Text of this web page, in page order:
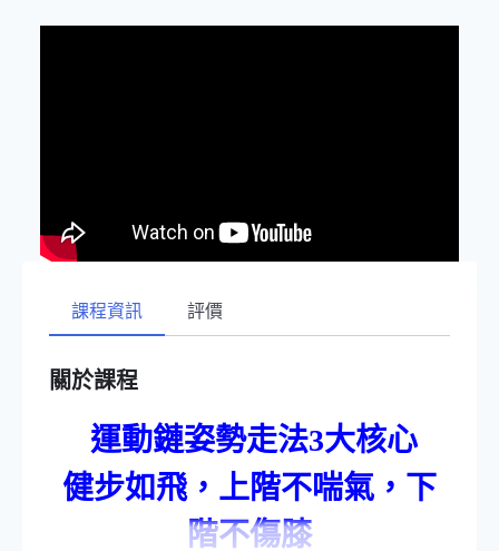
課程資訊 評價
關於課程
運動鏈姿勢走法3大核心
健步如飛，上階不喘氣，下
階不傷膝